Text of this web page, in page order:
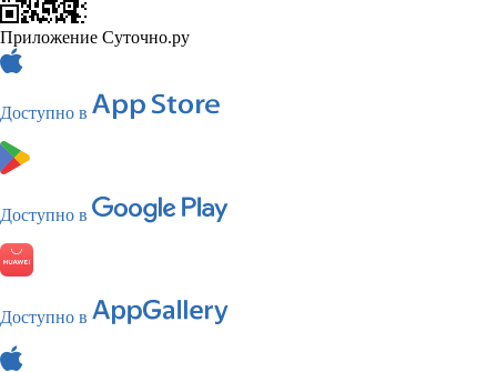
Приложение Суточно.ру
Доступно в
Доступно в
Доступно в